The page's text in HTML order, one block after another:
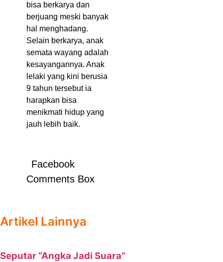
bisa berkarya dan
berjuang meski banyak
hal menghadang.
Selain berkarya, anak
semata wayang adalah
kesayangannya. Anak
lelaki yang kini berusia
9 tahun tersebut ia
harapkan bisa
menikmati hidup yang
jauh lebih baik.
Facebook
Comments Box
Artikel Lainnya
Seputar “Angka Jadi Suara”